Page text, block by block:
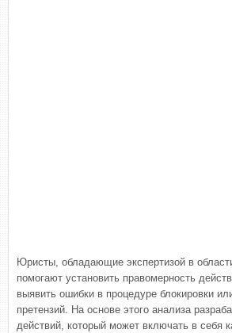
Юристы, обладающие экспертизой в
помогают установить правомерность
выявить ошибки в процедуре блокировки
претензий. На основе этого анализа
действий, который может включать в себя